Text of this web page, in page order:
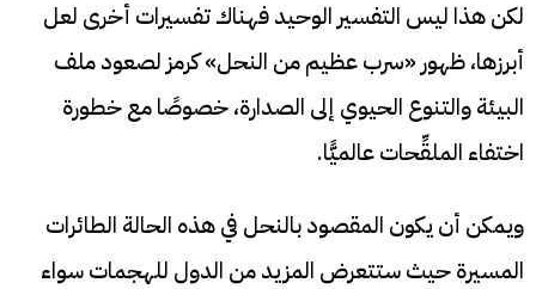
لكن هذا ليس التفسير الوحيد فهناك تفسيرات أخرى لعل
أبرزها، ظهور «سرب عظيم من النحل» كرمز لصعود ملف
البيئة والتنوع الحيوي إلى الصدارة، خصوصًا مع خطورة
اختفاء الملقِّحات عالميًّا.
ويمكن أن يكون المقصود بالنحل في هذه الحالة الطائرات
المسيرة حيث ستتعرض المزيد من الدول للهجمات سواء